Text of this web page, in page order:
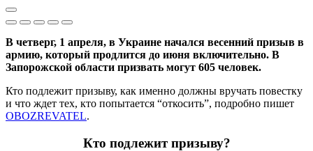
В четверг, 1 апреля, в Украине начался весенний призыв в
армию, который продлится до июня включительно. В
Запорожской области призвать могут 605 человек.
Кто подлежит призыву, как именно должны вручать повестку
и что ждет тех, кто попытается “откосить”, подробно пишет
OBOZREVATEL.
Кто подлежит призыву?